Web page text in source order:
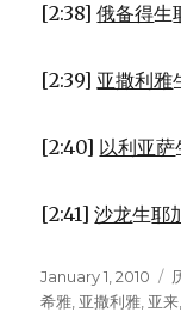
[2:38]俄备得生
[2:39] 亚撒利雅
[2:40] 以利亚萨
[2:41]沙龙生耶
Posted
on
January 1, 2010
希雅 亚撒利雅 亚来